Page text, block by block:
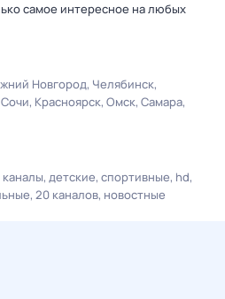
самое интересное на любых
Новгород Челябинск
Сочи Красноярск Омск Самара
детские спортивные hd
20 каналов новостные